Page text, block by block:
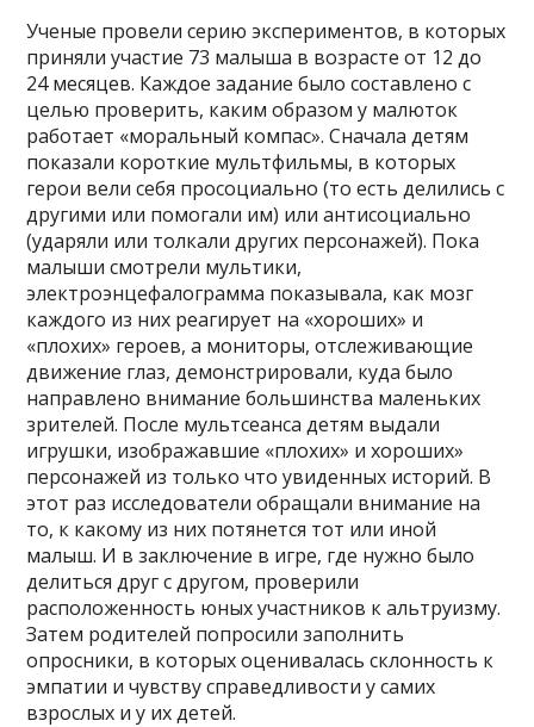
Ученые провели серию экспериментов, в которых
приняли участие 73 малыша в возрасте от 12 до
24 месяцев. Каждое задание было составлено с
целью проверить, каким образом у малюток
работает «моральный компас». Сначала детям
показали короткие мультфильмы, в которых
герои вели себя просоциально (то есть делились с
другими или помогали им) или антисоциально
(ударяли или толкали других персонажей). Пока
малыши смотрели мультики,
электроэнцефалограмма показывала, как мозг
каждого из них реагирует на «хороших» и
«плохих» героев, а мониторы, отслеживающие
движение глаз, демонстрировали, куда было
направлено внимание большинства маленьких
зрителей. После мультсеанса детям выдали
игрушки, изображавшие «плохих» и хороших»
персонажей из только что увиденных историй. В
этот раз исследователи обращали внимание на
то, к какому из них потянется тот или иной
малыш. И в заключение в игре, где нужно было
делиться друг с другом, проверили
расположенность юных участников к альтруизму.
Затем родителей попросили заполнить
опросники, в которых оценивалась склонность к
эмпатии и чувству справедливости у самих
взрослых и у их детей.